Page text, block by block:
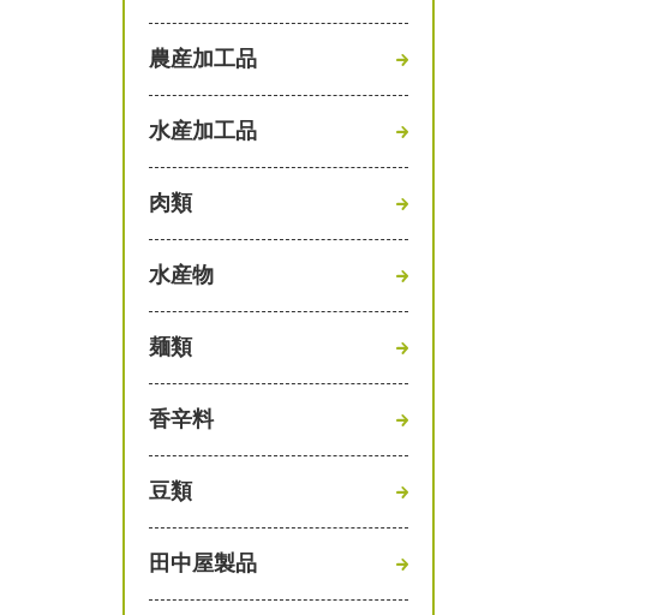
農産加工品
水産加工品
肉類
水産物
麺類
香辛料
豆類
田中屋製品